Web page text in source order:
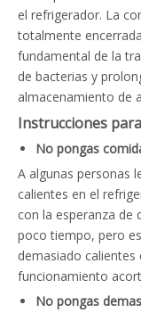
el refrigerador. La
totalmente
fundamental de la
de bacterias y
almacenamiento de
Instrucciones
No pongas
A algunas personas
calientes en el
con la esperanza de
poco tiempo, pero
demasiado
funcionamiento
No pongas